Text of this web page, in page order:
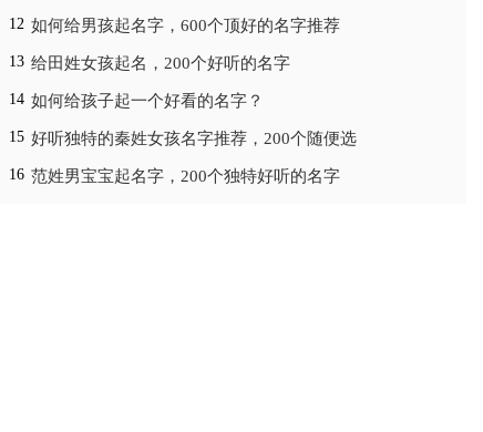
如何给男孩起名字，600个顶好的名字推荐
给田姓女孩起名，200个好听的名字
如何给孩子起一个好看的名字？
好听独特的秦姓女孩名字推荐，200个随便选
范姓男宝宝起名字，200个独特好听的名字